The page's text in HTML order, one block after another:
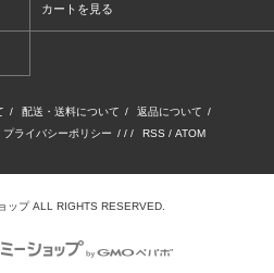
カートを見る
/ 配送・送料について / 返品について /
プライバシーポリシー / / / RSS / ATOM
ップ ALL RIGHTS RESERVED.